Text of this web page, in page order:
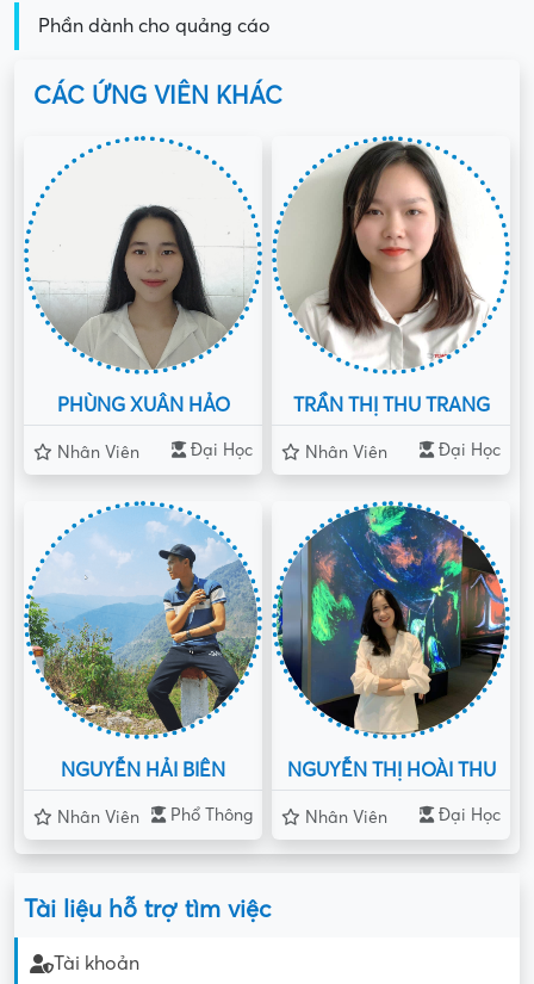
Phần dành cho quảng cáo
CÁC ỨNG VIÊN KHÁC
PHÙNG XUÂN HẢO
Nhân Viên Đại Học
TRẦN THỊ THU TRANG
Nhân Viên Đại Học
NGUYỄN HẢI BIÊN
Nhân Viên Phổ Thông
NGUYỄN THỊ HOÀI THU
Nhân Viên Đại Học
Tài liệu hỗ trợ tìm việc
Tài khoản